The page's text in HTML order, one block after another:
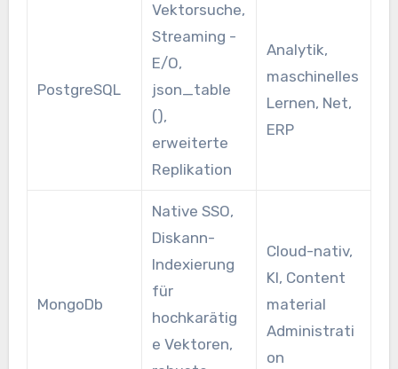
PostgreSQL
Vektorsuche,
Streaming -
E/O,
json_table
(),
erweiterte
Replikation
Analytik,
maschinelles
Lernen, Net,
ERP
MongoDb
Native SSO,
Diskann-
Indexierung
für
hochkarätig
e Vektoren,
Cloud-nativ,
KI, Content
material
Administrati
on